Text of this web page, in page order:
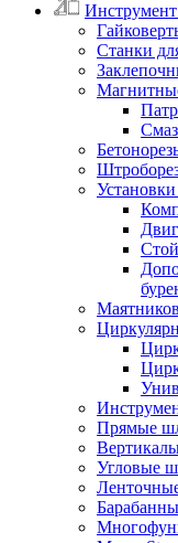
Станки
Прямые
Угловые